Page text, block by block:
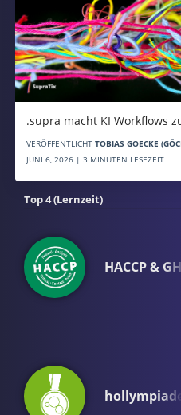
.supra macht KI Workflows
VERÖFFENTLICHT TOBIAS GOECKE
JUNI 6, 2026 | 3 MINUTEN LESEZEIT
Top 4 (Lernzeit)
HACCP &
hollympiade